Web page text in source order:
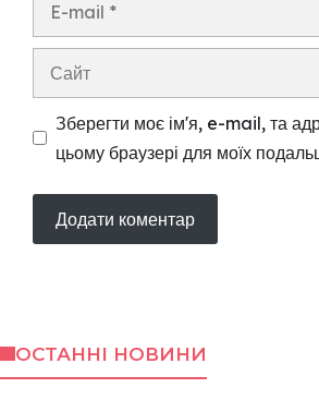
Зберегти моє ім'я, e-mail, та
цьому браузері для моїх
ОСТАННІ НОВИНИ